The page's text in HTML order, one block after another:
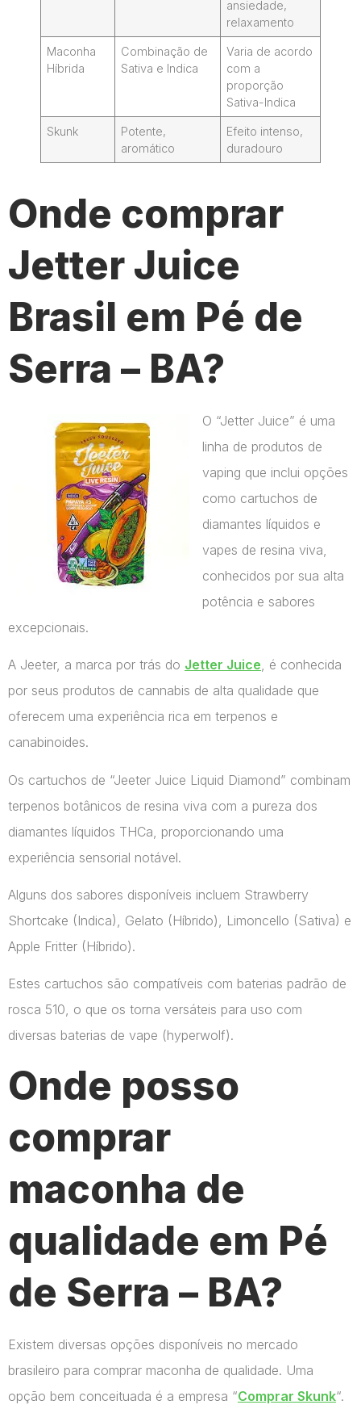
ansiedade,
relaxamento
Maconha
Híbrida
Combinação de
Sativa e Indica
Varia de acordo
com a
proporção
Sativa-Indica
Skunk
Potente,
aromático
Efeito intenso,
duradouro
Onde comprar
Jetter Juice
Brasil em Pé de
Serra – BA?
O “Jetter Juice” é uma
linha de produtos de
vaping que inclui opções
como cartuchos de
diamantes líquidos e
vapes de resina viva,
conhecidos por sua alta
potência e sabores
excepcionais.
A Jeeter, a marca por trás do Jetter Juice, é conhecida
por seus produtos de cannabis de alta qualidade que
oferecem uma experiência rica em terpenos e
canabinoides.
Os cartuchos de “Jeeter Juice Liquid Diamond” combinam
terpenos botânicos de resina viva com a pureza dos
diamantes líquidos THCa, proporcionando uma
experiência sensorial notável.
Alguns dos sabores disponíveis incluem Strawberry
Shortcake (Indica), Gelato (Híbrido), Limoncello (Sativa) e
Apple Fritter (Híbrido).
Estes cartuchos são compatíveis com baterias padrão de
rosca 510, o que os torna versáteis para uso com
diversas baterias de vape​ (hyperwolf)​.
Onde posso
comprar
maconha de
qualidade em Pé
de Serra – BA?
Existem diversas opções disponíveis no mercado
brasileiro para comprar maconha de qualidade. Uma
opção bem conceituada é a empresa “Comprar Skunk“.